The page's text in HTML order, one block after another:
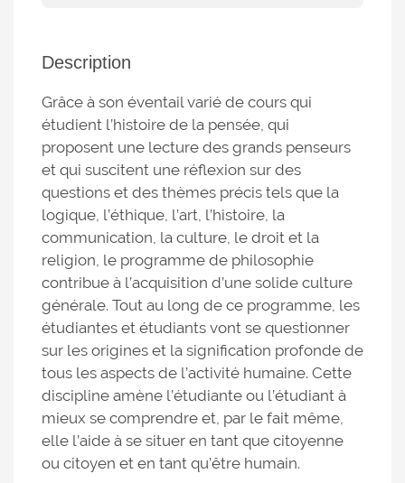
Description
Grâce à son éventail varié de cours qui
étudient l’histoire de la pensée, qui
proposent une lecture des grands penseurs
et qui suscitent une réflexion sur des
questions et des thèmes précis tels que la
logique, l’éthique, l’art, l’histoire, la
communication, la culture, le droit et la
religion, le programme de philosophie
contribue à l’acquisition d’une solide culture
générale. Tout au long de ce programme, les
étudiantes et étudiants vont se questionner
sur les origines et la signification profonde de
tous les aspects de l’activité humaine. Cette
discipline amène l’étudiante ou l’étudiant à
mieux se comprendre et, par le fait même,
elle l’aide à se situer en tant que citoyenne
ou citoyen et en tant qu’être humain.